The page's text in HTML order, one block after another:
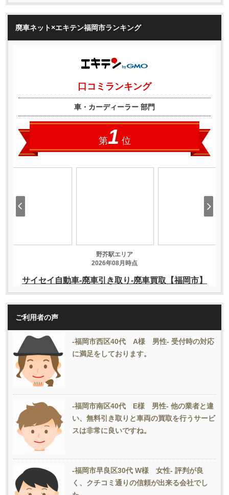
廃車ネット×エキテン福岡市ランキング
ご利用者の声
-福岡市西区40代 A様 男性- 受付時の対応
に満足をしております。
-福岡市南区40代 E様 男性- 他の業者と違
い、無料引き取りと車両の買取を行うサービ
スは非常に良いですね。
-福岡市早良区30代 W様 女性- 評判が良
く、クチコミ通りの信頼が出来る会社でし